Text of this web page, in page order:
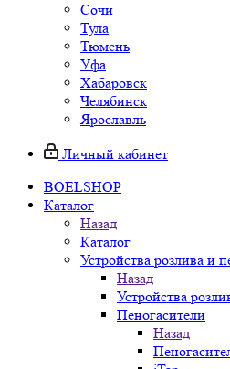
Сочи
Тула
Тюмень
Уфа
Хабаровск
Челябинск
Ярославль
Личный кабинет
BOELSHOP
Каталог
Назад
Каталог
Устройства розлива и
Назад
Устройства
Пеногасители
Назад